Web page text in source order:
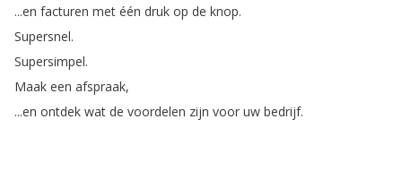
...en facturen met één druk op de knop.
Supersnel.
Supersimpel.
Maak een afspraak,
...en ontdek wat de voordelen zijn voor uw bedrijf.